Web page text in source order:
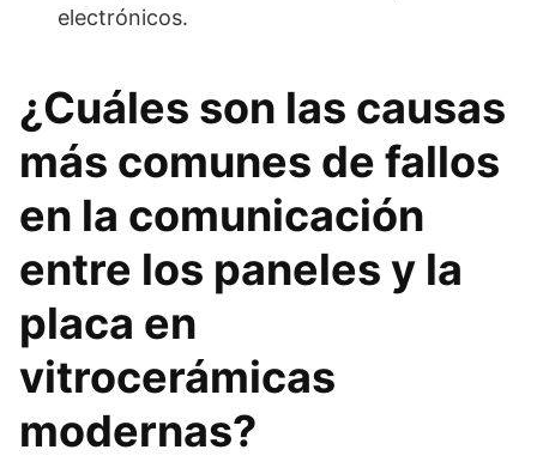
electrónicos.
¿Cuáles son las causas
más comunes de fallos
en la comunicación
entre los paneles y la
placa en
vitrocerámicas
modernas?